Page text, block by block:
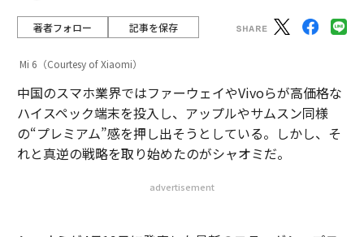
著者フォロー 記事を保存
Mi 6（Courtesy of Xiaomi）
中国のスマホ業界ではファーウェイやVivoらが高価格な
ハイスペック端末を投入し、アップルやサムスン同様
の“プレミアム”感を押し出そうとしている。しかし、そ
れと真逆の戦略を取り始めたのがシャオミだ。
advertisement